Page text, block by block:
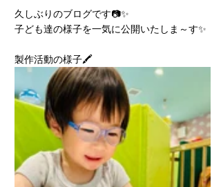
久しぶりのブログです📷✨
子ども達の様子を一気に公開いたしま～す✨
製作活動の様子🖍